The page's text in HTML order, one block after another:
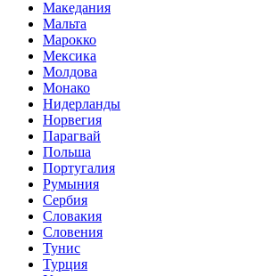
Македания
Мальта
Марокко
Мексика
Молдова
Монако
Нидерланды
Норвегия
Парагвай
Польша
Португалия
Румыния
Сербия
Словакия
Словения
Тунис
Турция